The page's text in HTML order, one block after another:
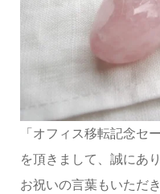
「オフィス移転記念セ
を頂きまして、誠にあ
お祝いの言葉もいただ